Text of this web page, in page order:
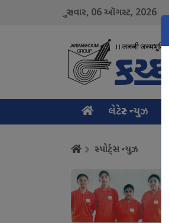
ગુરુવાર, 06ઑગસ્ટ, 2026
લેટેસ્ટ ન્યુઝ
સ્પોર્ટ્સ ન્યુઝ